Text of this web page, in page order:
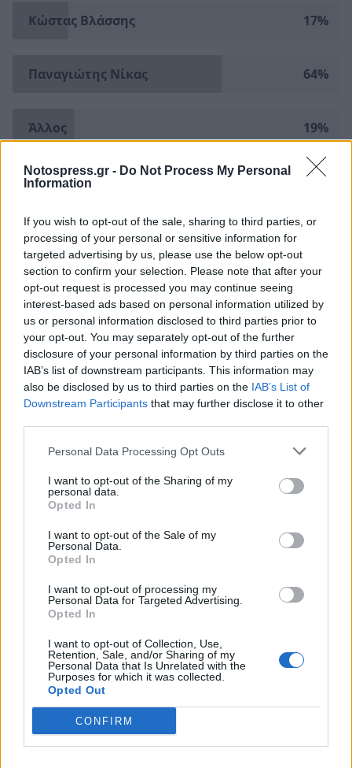
Notospress.gr - Do Not Process My Personal
Information
If you wish to opt-out of the sale, sharing to third parties, or
processing of your personal or sensitive information for
targeted advertising by us, please use the below opt-out
section to confirm your selection. Please note that after your
opt-out request is processed you may continue seeing
interest-based ads based on personal information utilized by
us or personal information disclosed to third parties prior to
your opt-out. You may separately opt-out of the further
disclosure of your personal information by third parties on the
IAB’s list of downstream participants. This information may
also be disclosed by us to third parties on the IAB’s List of
Downstream Participants that may further disclose it to other
Personal Data Processing Opt Outs
I want to opt-out of the Sharing of my
personal data.
Opted In
I want to opt-out of the Sale of my
Personal Data.
Opted In
I want to opt-out of processing my
Personal Data for Targeted Advertising.
Opted In
I want to opt-out of Collection, Use,
Retention, Sale, and/or Sharing of my
Personal Data that Is Unrelated with the
Purposes for which it was collected.
Opted Out
CONFIRM
17%
Κώστας Βλάσσης
64%
Παναγιώτης Νίκας
19%
Άλλος
1513 συμμετοχές.Η ψηφοφορία έχει ολοκληρωθεί
TAGS: ΨΗΦΟΦΟΡΙΑ ΚΩΣΤΑΣ ΒΛΑΣΗΣ
ΕΚΛΟΓΕΣ
ΑΥΤΟΔΙΟΙΚΗΤΙΚΕΣ ΕΚΛΟΓΕΣ
ΠΕΡΙΦΕΡΕΙΑΚΕΣ ΕΚΛΟΓΕΣ
ΕΚΛΟΓΕΣ 2023
ΠΑΝΑΓΙΩΤΗΣ ΝΙΚΑΣ
ΚΥΡΙΑΚΟΣ ΜΗΤΣΟΤΑΚΗΣ
ΑΝΤΩΝΗΣ ΣΑΜΑΡΑΣ
ΝΕΑ ΔΗΜΟΚΡΑΤΙΑ